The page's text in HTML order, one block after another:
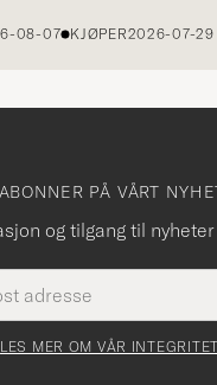
08-07 KJØPER2026-07-29
ABONNER PÅ VÅRT
og tilgang til
LES MER OM VÅR